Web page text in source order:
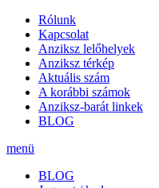
Rólunk
Kapcsolat
Anziksz lelőhelyek
Anziksz térkép
Aktuális szám
A korábbi számok
Anziksz-barát linkek
BLOG
menü
BLOG